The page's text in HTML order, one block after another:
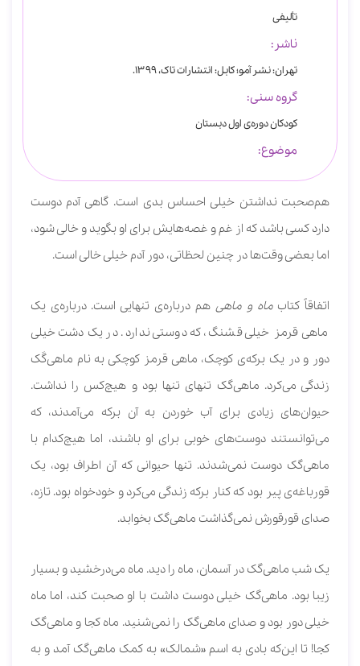
تألیفی
ناشر:
تهران: نشر آمو؛ کابل: انتشارات تاک، 1399.
گروه سنی:
کودکان دوره‌ی اول دبستان
موضوع:
هم‌صحبت نداشتن خیلی احساس بدی است. گاهی آدم دوست
دارد کسی باشد که از غم و غصه‌هایش برای او بگوید و خالی شود،
اما بعضی وقت‌ها در چنین لحظاتی، دور آدم خیلی خالی است.
اتفاقاً کتابماه و ماهی هم درباره‌ی تنهایی است. درباره‌ی یک
ماهی قرمز خیلی قشنگ، که دوستی ندارد. در یک دشت خیلی
دور و در یک برکه‌ی کوچک، ماهی قرمز کوچکی به نام ماهی‌گَک
زندگی می‌کرد. ماهی‌گک تنهای تنها بود و هیچ‌کس را نداشت.
حیوان‌های زیادی برای آب خوردن به آن برکه می‌آمدند، که
می‌توانستند دوست‌های خوبی برای او باشند، اما هیچ‌کدام با
ماهی‌گک دوست نمی‌شدند. تنها حیوانی که آن اطراف بود، یک
قورباغه‌ی پیر بود که کنار برکه زندگی می‌کرد و خودخواه بود. تازه،
صدای قورقورش نمی‌گذاشت ماهی‌گک بخوابد.
یک شب ماهی‌گک در آسمان، ماه را دید. ماه می‌درخشید و بسیار
زیبا بود. ماهی‌گک خیلی دوست داشت با او صحبت کند، اما ماه
خیلی دور بود و صدای ماهی‌گک را نمی‌شنید. ماه کجا و ماهی‌گک
کجا! تا این‌که بادی به اسم «شمالک» به کمک ماهی‌گک آمد و به